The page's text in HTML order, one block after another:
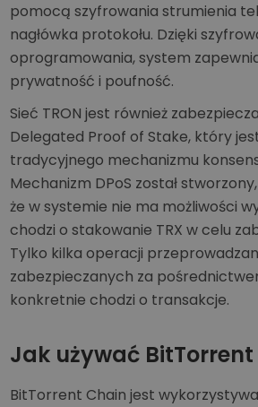
pomocą szyfrowania strumienia
nagłówka protokołu. Dzięki
oprogramowania, system
prywatność i poufność.
Sieć TRON jest również
Delegated Proof of Stake, który
tradycyjnego mechanizmu
Mechanizm DPoS został
że w systemie nie ma możliwości
chodzi o stakowanie TRX w celu
Tylko kilka operacji
zabezpieczanych za
konkretnie chodzi o transakcje.
Jak używać
BitTorrent Chain jest